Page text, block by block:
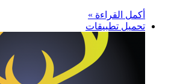
أكمل القراءة »
تحميل تطبيقات